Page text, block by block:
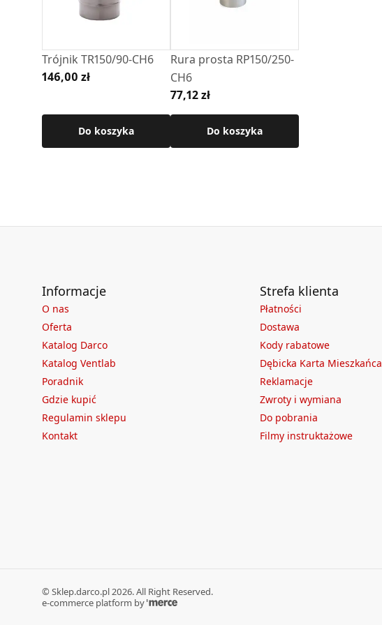
Regulator ciągu dedykowany do systemu
Trójnik TR150/90-CH6
146,00 zł
Do koszyka
Rura prosta RP150/250-
CH6
77,12 zł
Do koszyka
Informacje
O nas
Oferta
Katalog Darco
Katalog Ventlab
Poradnik
Gdzie kupić
Regulamin sklepu
Kontakt
Strefa klienta
Płatności
Dostawa
Kody rabatowe
Dębicka Karta Mieszkańca
Reklamacje
Zwroty i wymiana
Do pobrania
Filmy instruktażowe
© Sklep.darco.pl 2026. All Right Reserved.
e-commerce platform by